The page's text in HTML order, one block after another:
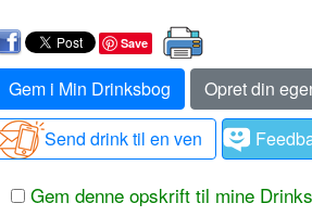
Save
Gem i Min Drinksbog
Opret din
Send drink til en ven
Gem denne opskrift til mine